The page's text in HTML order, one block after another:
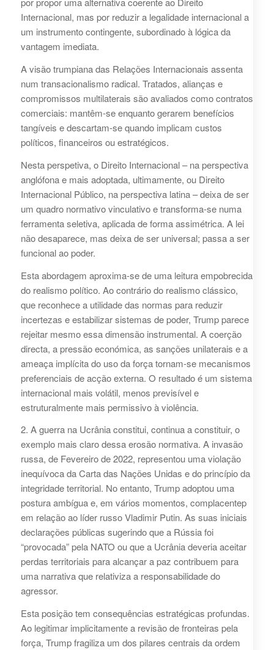
Internacional, mas por reduzir a legalidade internacional a
um instrumento contingente, subordinado à lógica da
vantagem imediata.
A visão trumpiana das Relações Internacionais assenta
num transacionalismo radical. Tratados, alianças e
compromissos multilaterais são avaliados como contratos
comerciais: mantêm-se enquanto gerarem benefícios
tangíveis e descartam-se quando implicam custos
políticos, financeiros ou estratégicos.
Nesta perspetiva, o Direito Internacional – na perspectiva
anglófona e mais adoptada, ultimamente, ou Direito
Internacional Público, na perspectiva latina – deixa de ser
um quadro normativo vinculativo e transforma-se numa
ferramenta seletiva, aplicada de forma assimétrica. A lei
não desaparece, mas deixa de ser universal; passa a ser
funcional ao poder.
Esta abordagem aproxima-se de uma leitura empobrecida
do realismo político. Ao contrário do realismo clássico,
que reconhece a utilidade das normas para reduzir
incertezas e estabilizar sistemas de poder, Trump parece
rejeitar mesmo essa dimensão instrumental. A coerção
directa, a pressão económica, as sanções unilaterais e a
ameaça implícita do uso da força tornam-se mecanismos
preferenciais de acção externa. O resultado é um sistema
internacional mais volátil, menos previsível e
estruturalmente mais permissivo à violência.
2. A guerra na Ucrânia constitui, continua a constituir, o
exemplo mais claro dessa erosão normativa. A invasão
russa, de Fevereiro de 2022, representou uma violação
inequívoca da Carta das Nações Unidas e do princípio da
integridade territorial. No entanto, Trump adoptou uma
postura ambígua e, em vários momentos, complacentep
em relação ao líder russo Vladimir Putin. As suas iniciais
declarações públicas sugerindo que a Rússia foi
“provocada” pela NATO ou que a Ucrânia deveria aceitar
perdas territoriais para alcançar a paz contribuem para
uma narrativa que relativiza a responsabilidade do
agressor.
Esta posição tem consequências estratégicas profundas.
Ao legitimar implicitamente a revisão de fronteiras pela
força, Trump fragiliza um dos pilares centrais da ordem